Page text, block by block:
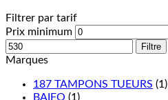
Filtrer par tarif
Prix minimum
Filtre
Marques
187 TAMPONS TUEURS (1)
BAIFO (1)